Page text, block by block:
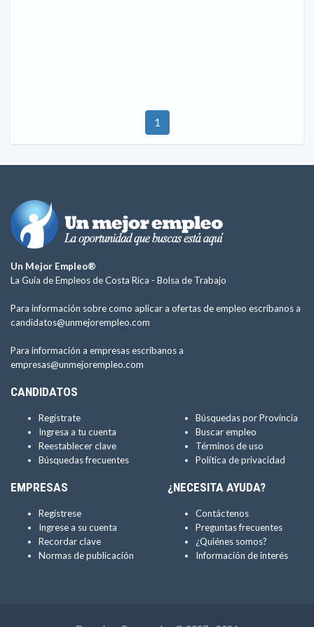
1
Un Mejor Empleo®
La Guía de Empleos de Costa Rica - Bolsa de Trabajo
Para información sobre como aplicar a ofertas de empleo escríbanos a
candidatos@unmejorempleo.com
Para información a empresas escríbanos a
empresas@unmejorempleo.com
CANDIDATOS
Regístrate
Ingresa a tu cuenta
Reestablecer clave
Búsquedas frecuentes
Búsquedas por Provincia
Buscar empleo
Términos de uso
Política de privacidad
EMPRESAS
Regístrese
Ingrese a su cuenta
Recordar clave
Normas de publicación
¿NECESITA AYUDA?
Contáctenos
Preguntas frecuentes
¿Quiénes somos?
Información de interés